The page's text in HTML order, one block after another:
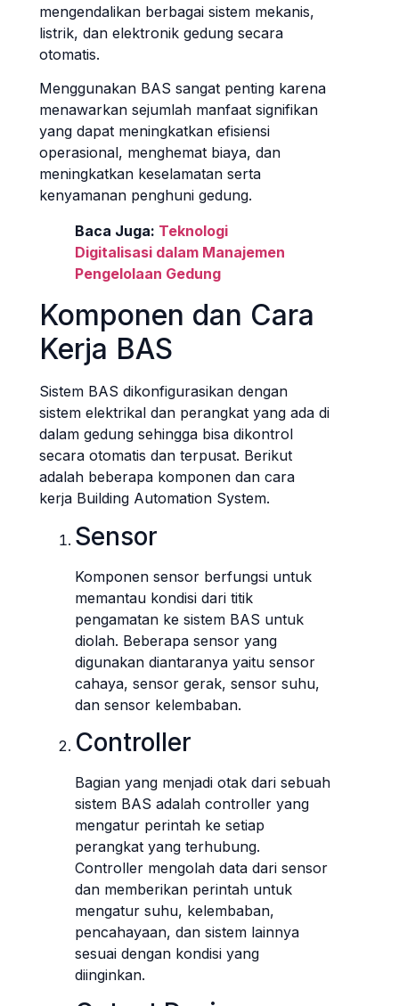
mengendalikan berbagai sistem mekanis,
listrik, dan elektronik gedung secara
otomatis.
Menggunakan BAS sangat penting karena
menawarkan sejumlah manfaat signifikan
yang dapat meningkatkan efisiensi
operasional, menghemat biaya, dan
meningkatkan keselamatan serta
kenyamanan penghuni gedung.
Baca Juga: Teknologi
Digitalisasi dalam Manajemen
Pengelolaan Gedung
Komponen dan Cara
Kerja BAS
Sistem BAS dikonfigurasikan dengan
sistem elektrikal dan perangkat yang ada di
dalam gedung sehingga bisa dikontrol
secara otomatis dan terpusat. Berikut
adalah beberapa komponen dan cara
kerja Building Automation System.
Sensor
Komponen sensor berfungsi untuk
memantau kondisi dari titik
pengamatan ke sistem BAS untuk
diolah. Beberapa sensor yang
digunakan diantaranya yaitu sensor
cahaya, sensor gerak, sensor suhu,
dan sensor kelembaban.
Controller
Bagian yang menjadi otak dari sebuah
sistem BAS adalah controller yang
mengatur perintah ke setiap
perangkat yang terhubung.
Controller mengolah data dari sensor
dan memberikan perintah untuk
mengatur suhu, kelembaban,
pencahayaan, dan sistem lainnya
sesuai dengan kondisi yang
diinginkan.